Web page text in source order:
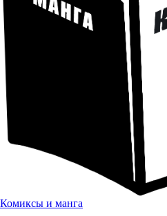
Комиксы и манга